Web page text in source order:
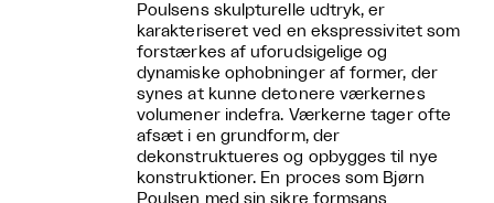
Poulsens skulpturelle udtryk, er
karakteriseret ved en ekspressivitet som
forstærkes af uforudsigelige og
dynamiske ophobninger af former, der
synes at kunne detonere værkernes
volumener indefra. Værkerne tager ofte
afsæt i en grundform, der
dekonstruktueres og opbygges til nye
konstruktioner. En proces som Bjørn
Poulsen med sin sikre formsans